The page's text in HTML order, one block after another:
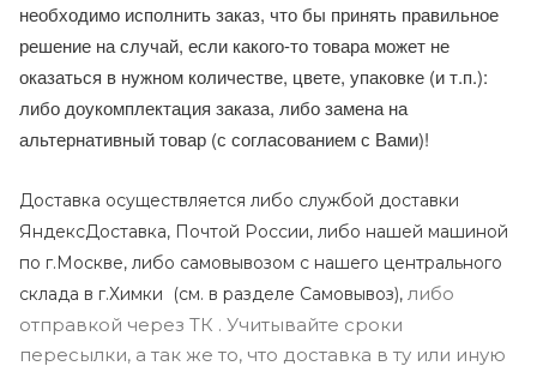
необходимо исполнить заказ, что бы принять правильное
решение на случай, если какого-то товара может не
оказаться в нужном количестве, цвете, упаковке (и т.п.):
либо доукомплектация заказа, либо замена на
альтернативный товар (с согласованием с Вами)!
Доставка осуществляется либо службой доставки
ЯндексДоставка, Почтой России, либо нашей машиной
по г.Москве, либо самовывозом с нашего центрального
склада в г.Химки (см. в разделе Самовывоз), либо
отправкой через ТК . Учитывайте сроки
пересылки, а так же то, что доставка в ту или иную